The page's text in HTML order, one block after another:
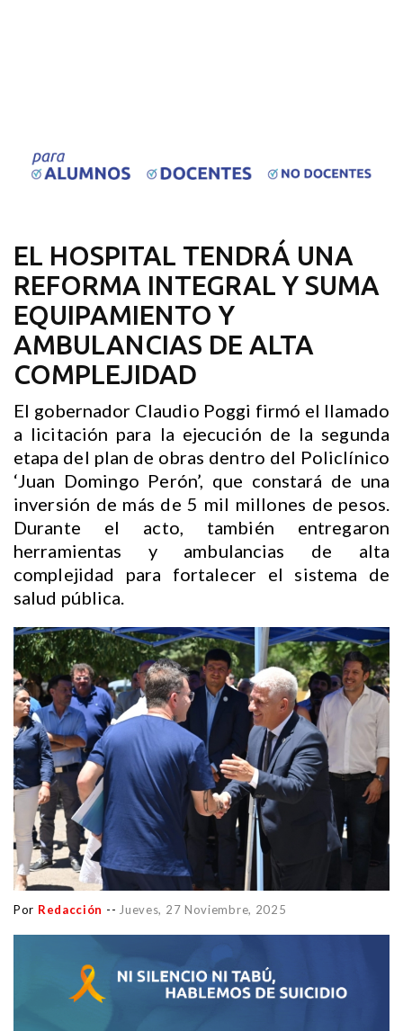
EL HOSPITAL TENDRÁ UNA
REFORMA INTEGRAL Y SUMA
EQUIPAMIENTO Y
AMBULANCIAS DE ALTA
COMPLEJIDAD
El gobernador Claudio Poggi firmó el llamado
a licitación para la ejecución de la segunda
etapa del plan de obras dentro del Policlínico
‘Juan Domingo Perón’, que constará de una
inversión de más de 5 mil millones de pesos.
Durante el acto, también entregaron
herramientas y ambulancias de alta
complejidad para fortalecer el sistema de
salud pública.
Por Redacción -- Jueves, 27 Noviembre, 2025